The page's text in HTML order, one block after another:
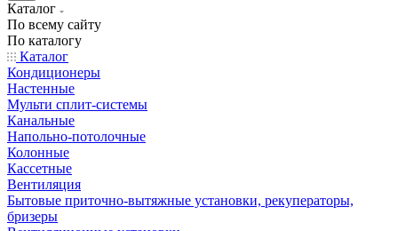
Каталог
По всему сайту
По каталогу
Каталог
Кондиционеры
Настенные
Мульти сплит-системы
Канальные
Напольно-потолочные
Колонные
Кассетные
Вентиляция
Бытовые приточно-вытяжные установки, рекуператоры,
бризеры